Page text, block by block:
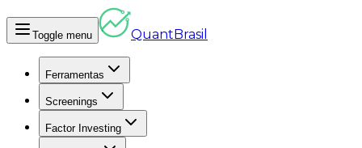
Toggle menu QuantBrasil
Ferramentas
Screenings
Factor Investing